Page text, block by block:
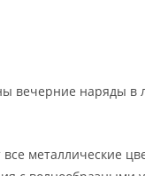
вечерние наряды в
металлические